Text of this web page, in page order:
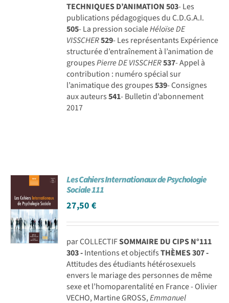
TECHNIQUES D’ANIMATION503- Les
publications pédagogiques du C.D.G.A.I.
505- La pression socialeHéloïse DE
VISSCHER529- Les représentants Expérience
structurée d’entraînement à l’animation de
groupesPierre DE VISSCHER537- Appel à
contribution : numéro spécial sur
l’animatique des groupes539- Consignes
aux auteurs541- Bulletin d’abonnement
2017
Les Cahiers Internationaux de Psychologie
Sociale 111
27,50€
par COLLECTIFSOMMAIRE DU CIPS N°111
303 -Intentions et objectifsTHÈMES307 -
Attitudes des étudiants hétérosexuels
envers le mariage des personnes de même
sexe et l’homoparentalité en France - Olivier
VECHO, Martine GROSS,Emmanuel